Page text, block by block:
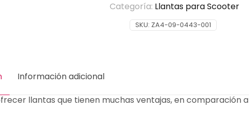
SKU: ZA4-09-0443-001
Categoría: Llantas para Scooter
Información adicional
llantas que tienen muchas ventajas, en comparación a